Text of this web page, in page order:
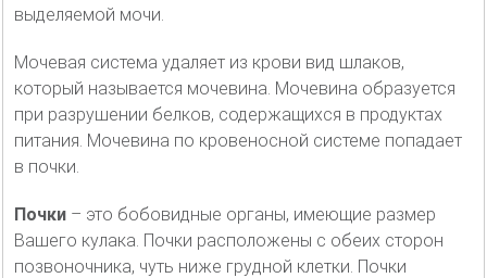
выделяемой мочи.
Мочевая система удаляет из крови вид шлаков,
который называется мочевина. Мочевина образуется
при разрушении белков, содержащихся в продуктах
питания. Мочевина по кровеносной системе попадает
в почки.
Почки – это бобовидные органы, имеющие размер
Вашего кулака. Почки расположены с обеих сторон
позвоночника, чуть ниже грудной клетки. Почки